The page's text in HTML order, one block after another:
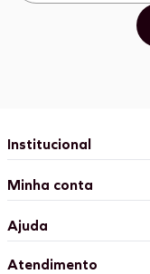
Institucional
Minha conta
Ajuda
Atendimento